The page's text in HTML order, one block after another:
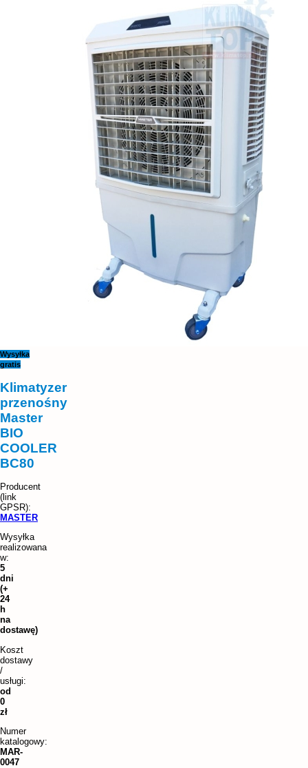
Wysyłka
gratis
Klimatyzer
przenośny
Master
BIO
COOLER
BC80
MASTER
Wysyłka
realizowana
w:
5
dni
(+
24
h
na
dostawę)
Koszt
dostawy
/
usługi:
od
0
zł
Numer
katalogowy:
MAR-
0047